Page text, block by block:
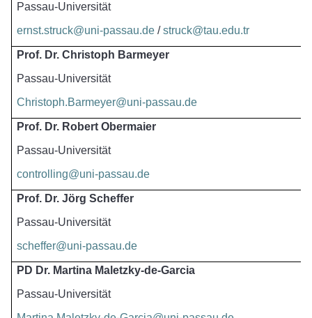
Passau-Universität
ernst.struck@uni-passau.de / struck@tau.edu.tr
Prof. Dr. Christoph Barmeyer
Passau-Universität
Christoph.Barmeyer@uni-passau.de
Prof. Dr. Robert Obermaier
Passau-Universität
controlling@uni-passau.de
Prof. Dr. Jörg Scheffer
Passau-Universität
scheffer@uni-passau.de
PD Dr. Martina Maletzky-de-Garcia
Passau-Universität